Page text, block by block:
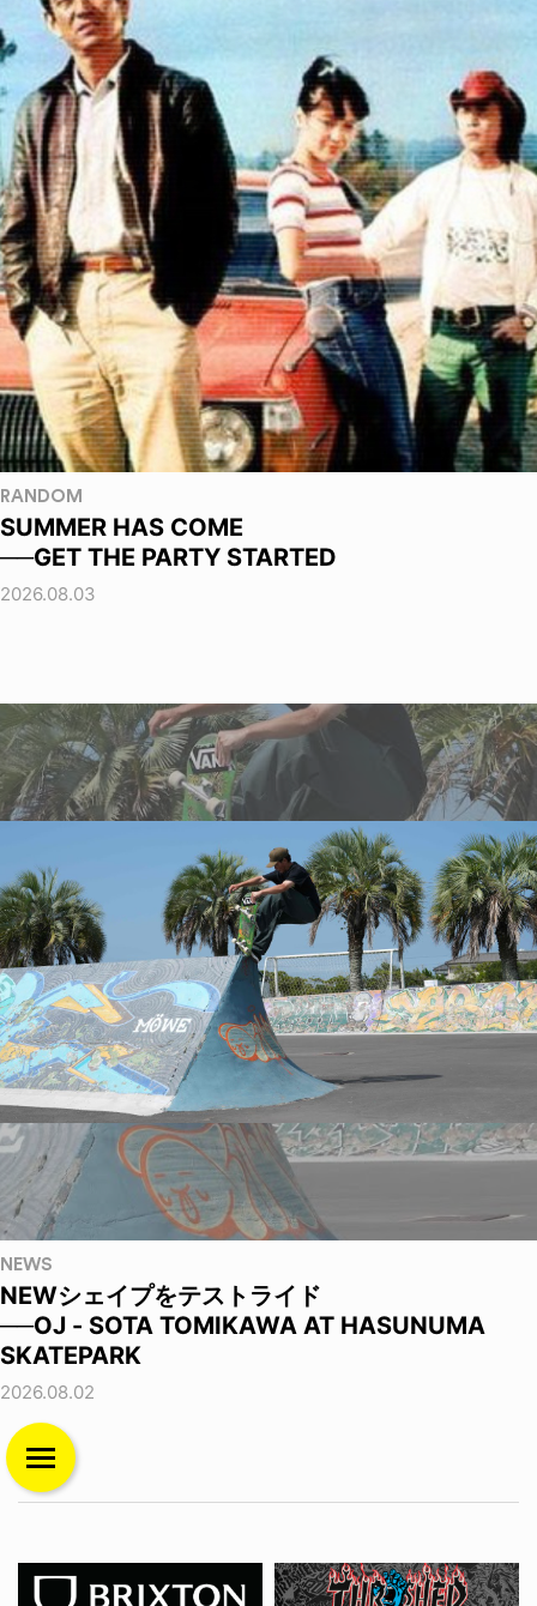
RANDOM
SUMMER HAS COME
──GET THE PARTY STARTED
2026.08.03
NEWS
NEWシェイプをテストライド
──OJ - SOTA TOMIKAWA AT HASUNUMA
SKATEPARK
2026.08.02